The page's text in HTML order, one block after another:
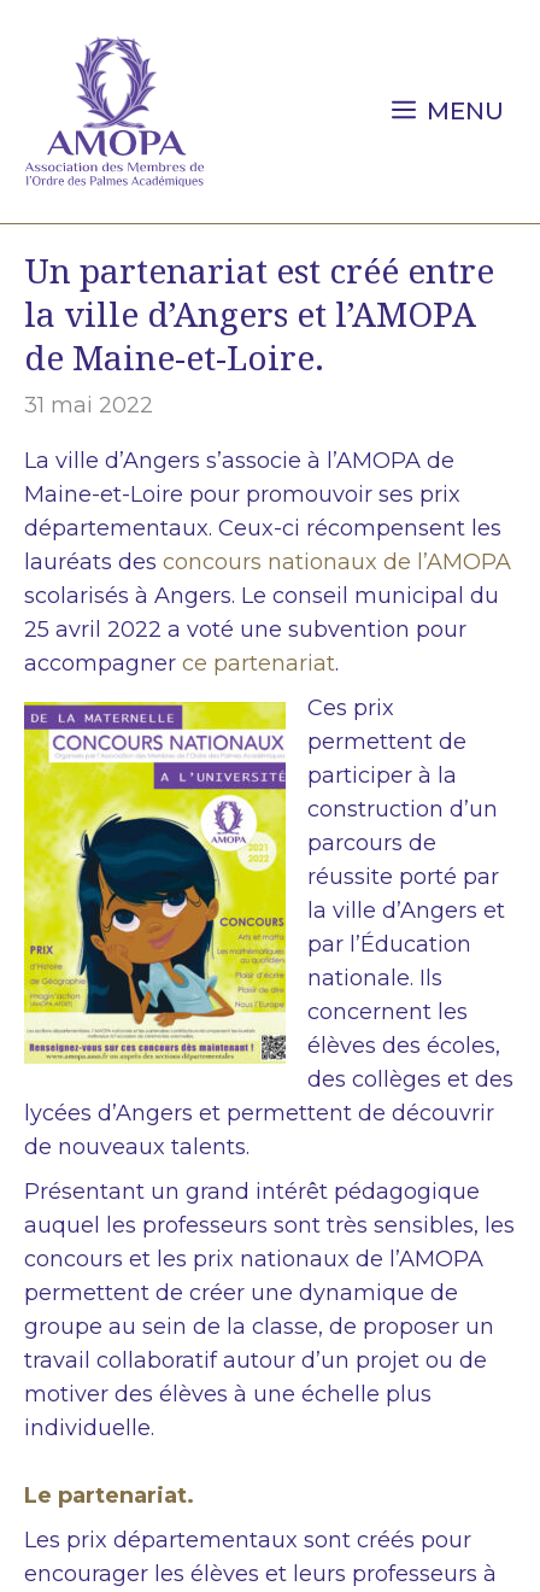
contenu
MENU
Un partenariat est créé entre
la ville d’Angers et l’AMOPA
de Maine-et-Loire.
31 mai 2022
La ville d’Angers s’associe à l’AMOPA de
Maine-et-Loire pour promouvoir ses prix
départementaux. Ceux-ci récompensent les
lauréats des concours nationaux de l’AMOPA
scolarisés à Angers. Le conseil municipal du
25 avril 2022 a voté une subvention pour
accompagner ce partenariat.
Ces prix
permettent de
participer à la
construction d’un
parcours de
réussite porté par
la ville d’Angers et
par l’Éducation
nationale. Ils
concernent les
élèves des écoles,
des collèges et des
lycées d’Angers et permettent de découvrir
de nouveaux talents.
Présentant un grand intérêt pédagogique
auquel les professeurs sont très sensibles, les
concours et les prix nationaux de l’AMOPA
permettent de créer une dynamique de
groupe au sein de la classe, de proposer un
travail collaboratif autour d’un projet ou de
motiver des élèves à une échelle plus
individuelle.
Le partenariat.
Les prix départementaux sont créés pour
encourager les élèves et leurs professeurs à